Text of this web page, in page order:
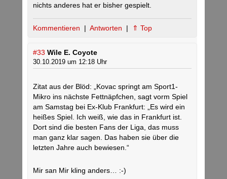
nichts anderes hat er bisher gespielt.
Kommentieren | Antworten | ⇑ Top
#33 Wile E. Coyote
30.10.2019 um 12:18 Uhr
Zitat aus der Blöd: „Kovac springt am Sport1-
Mikro ins nächste Fettnäpfchen, sagt vorm Spiel
am Samstag bei Ex-Klub Frankfurt: „Es wird ein
heißes Spiel. Ich weiß, wie das in Frankfurt ist.
Dort sind die besten Fans der Liga, das muss
man ganz klar sagen. Das haben sie über die
letzten Jahre auch bewiesen.“
Mir san Mir kling anders… :-)